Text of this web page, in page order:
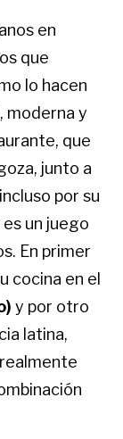
en
que
lo hacen
moderna y
que
junto a
por su
un juego
En primer
cocina en el
y por otro
latina,